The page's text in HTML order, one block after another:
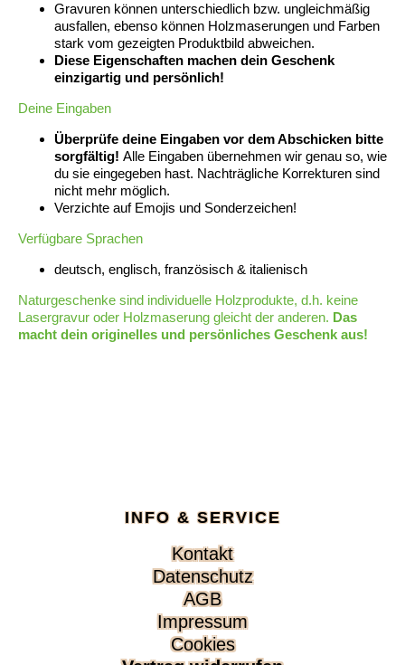
Gravuren können unterschiedlich bzw. ungleichmäßig
ausfallen, ebenso können Holzmaserungen und Farben
stark vom gezeigten Produktbild abweichen.
Diese Eigenschaften machen dein Geschenk
einzigartig und persönlich!
Deine Eingaben
Überprüfe deine Eingaben vor dem Abschicken bitte
sorgfältig! Alle Eingaben übernehmen wir genau so, wie
du sie eingegeben hast. Nachträgliche Korrekturen sind
nicht mehr möglich.
Verzichte auf Emojis und Sonderzeichen!
Verfügbare Sprachen
deutsch, englisch, französisch & italienisch
Naturgeschenke sind individuelle Holzprodukte, d.h. keine
Lasergravur oder Holzmaserung gleicht der anderen. Das
macht dein originelles und persönliches Geschenk aus!
INFO & SERVICE
Navigation
überspringen
Kontakt
Datenschutz
AGB
Impressum
Cookies